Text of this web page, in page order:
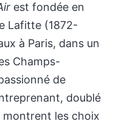
est fondée en
Lafitte (1872-
à Paris, dans un
Champs-
de
doublé
montrent les choix